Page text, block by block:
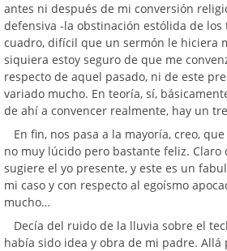
antes ni después de mi conversión
defensiva -la obstinación estólida de
cuadro, difícil que un sermón le hiciera
siquiera estoy seguro de que me
respecto de aquel pasado, ni de este
variado mucho. En teoría, sí,
de ahí a convencer realmente, hay un
En fin, nos pasa a la mayoría, creo,
no muy lúcido pero bastante feliz. Claro
sugiere el yo presente, y este es un
mi caso y con respecto al egoísmo
mucho…
Decía del ruido de la lluvia sobre el
había sido idea y obra de mi padre. Allá